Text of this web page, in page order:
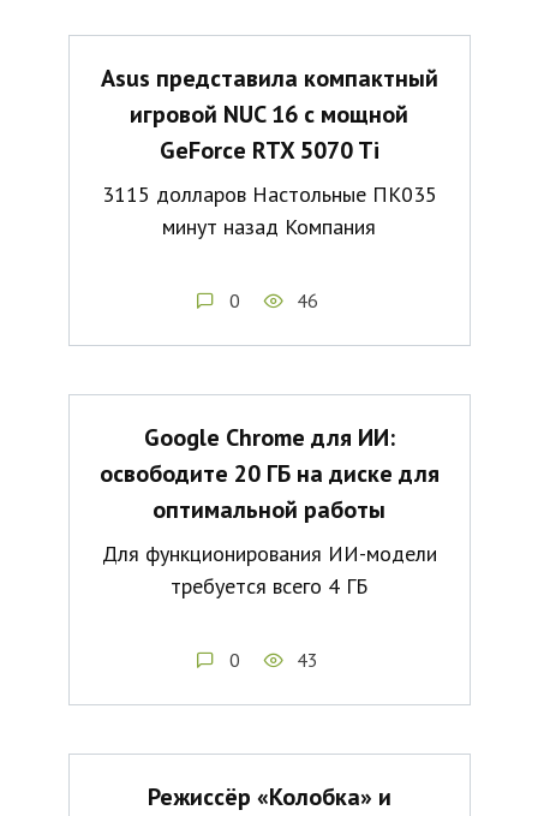
Asus представила компактный
игровой NUC 16 с мощной
GeForce RTX 5070 Ti
3115 долларов Настольные ПК035
минут назад Компания
0 46
Google Chrome для ИИ:
освободите 20 ГБ на диске для
оптимальной работы
Для функционирования ИИ-модели
требуется всего 4 ГБ
0 43
Режиссёр «Колобка» и